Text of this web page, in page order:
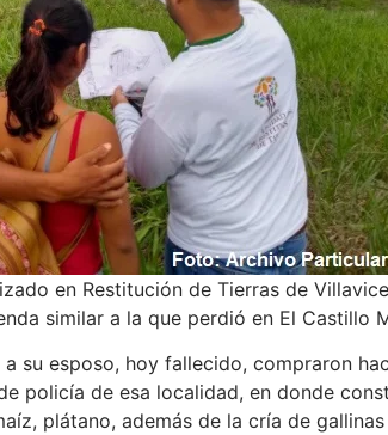
en Restitución de Tierras de
similar a la que perdió en El Castillo
su esposo, hoy fallecido, compraron
policía de esa localidad, en donde
plátano, además de la cría de